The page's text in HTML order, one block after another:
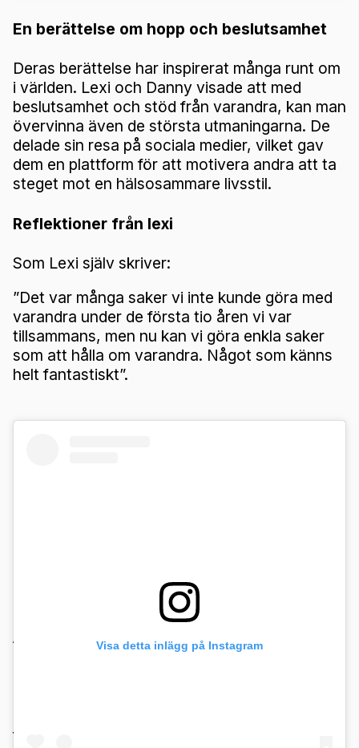
En berättelse om hopp och beslutsamhet
Deras berättelse har inspirerat många runt om
i världen. Lexi och Danny visade att med
beslutsamhet och stöd från varandra, kan man
övervinna även de största utmaningarna. De
delade sin resa på sociala medier, vilket gav
dem en plattform för att motivera andra att ta
steget mot en hälsosammare livsstil.
Reflektioner från lexi
Som Lexi själv skriver:
”Det var många saker vi inte kunde göra med
varandra under de första tio åren vi var
tillsammans, men nu kan vi göra enkla saker
som att hålla om varandra. Något som känns
helt fantastiskt”.
Visa detta inlägg på Instagram
Avslutning
förändringar. Deras berättelse visar att det